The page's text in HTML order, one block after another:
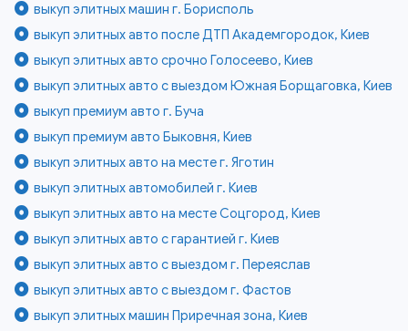
выкуп элитных машин г. Борисполь
выкуп элитных авто после ДТП Академгородок, Киев
выкуп элитных авто срочно Голосеево, Киев
выкуп элитных авто с выездом Южная Борщаговка, Киев
выкуп премиум авто г. Буча
выкуп премиум авто Быковня, Киев
выкуп элитных авто на месте г. Яготин
выкуп элитных автомобилей г. Киев
выкуп элитных авто на месте Соцгород, Киев
выкуп элитных авто с гарантией г. Киев
выкуп элитных авто с выездом г. Переяслав
выкуп элитных авто с выездом г. Фастов
выкуп элитных машин Приречная зона, Киев